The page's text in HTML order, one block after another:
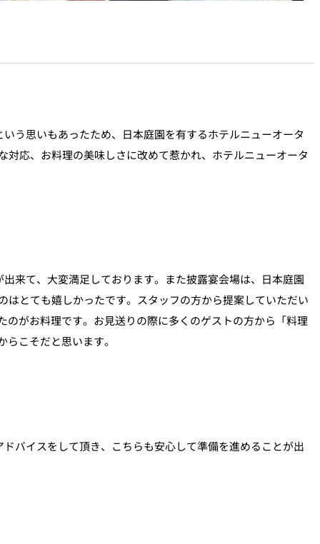
う思いもあったため、日本庭園を有するホテルニューオータ
応、お料理の美味しさに改めて惹かれ、ホテルニューオータ
来て、大変満足しております。また披露宴会場は、日本庭園
とても嬉しかったです。スタッフの方から提案していただい
がお料理です。お見送りの際に多くのゲストの方から「料理
こそだと思います。
バイスをして頂き、こちらも安心して準備を進めることが出